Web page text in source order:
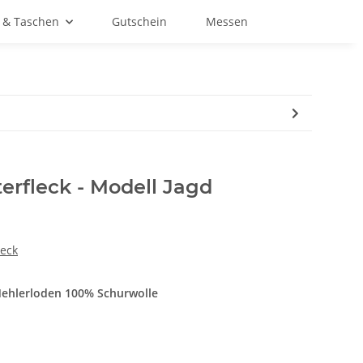
Taschen Gutschein Messen
- Modell Jagd
100% Schurwolle